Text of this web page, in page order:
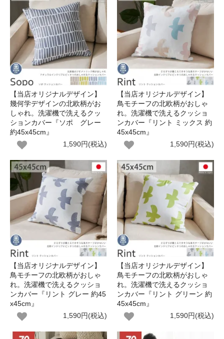
【当店オリジナルデザイン】
幾何学デザインの北欧柄がお
しゃれ。洗濯機で洗えるクッ
ションカバー『ソポ グレー
約45x45cm』
1,590円(税込)
【当店オリジナルデザイン】
鳥モチーフの北欧柄がおしゃ
れ。洗濯機で洗えるクッショ
ンカバー『リント ミックス 約
45x45cm』
1,590円(税込)
【当店オリジナルデザイン】
鳥モチーフの北欧柄がおしゃ
れ。洗濯機で洗えるクッショ
ンカバー『リント グレー 約45
x45cm』
1,590円(税込)
【当店オリジナルデザイン】
鳥モチーフの北欧柄がおしゃ
れ。洗濯機で洗えるクッショ
ンカバー『リント グリーン 約
45x45cm』
1,590円(税込)